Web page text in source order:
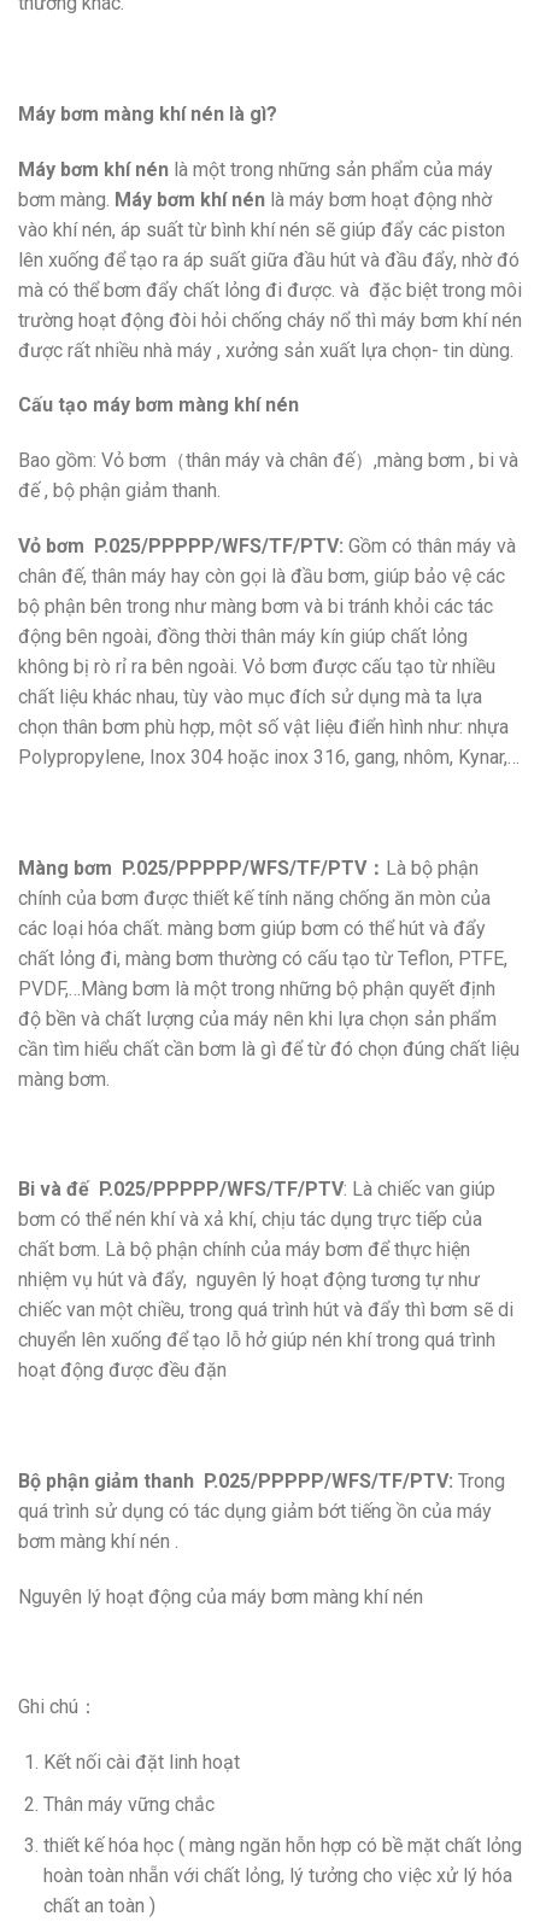
Máy bơm màng khí nén là gì?
Máy bơm khí nén là một trong những sản phẩm của máy
bơm màng. Máy bơm khí nén là máy bơm hoạt động nhờ
vào khí nén, áp suất từ bình khí nén sẽ giúp đẩy các piston
lên xuống để tạo ra áp suất giữa đầu hút và đầu đẩy, nhờ đó
mà có thể bơm đẩy chất lỏng đi được. và đặc biệt trong môi
trường hoạt động đòi hỏi chống cháy nổ thì máy bơm khí nén
được rất nhiều nhà máy , xưởng sản xuất lựa chọn- tin dùng.
Cấu tạo máy bơm màng khí nén
Bao gồm: Vỏ bơm（thân máy và chân đế）,màng bơm , bi và
đế , bộ phận giảm thanh.
Vỏ bơm P.025/PPPPP/WFS/TF/PTV: Gồm có thân máy và
chân đế, thân máy hay còn gọi là đầu bơm, giúp bảo vệ các
bộ phận bên trong như màng bơm và bi tránh khỏi các tác
động bên ngoài, đồng thời thân máy kín giúp chất lỏng
không bị rò rỉ ra bên ngoài. Vỏ bơm được cấu tạo từ nhiều
chất liệu khác nhau, tùy vào mục đích sử dụng mà ta lựa
chọn thân bơm phù hợp, một số vật liệu điển hình như: nhựa
Polypropylene, Inox 304 hoặc inox 316, gang, nhôm, Kynar,…
Màng bơm P.025/PPPPP/WFS/TF/PTV： Là bộ phận
chính của bơm được thiết kế tính năng chống ăn mòn của
các loại hóa chất. màng bơm giúp bơm có thể hút và đẩy
chất lỏng đi, màng bơm thường có cấu tạo từ Teflon, PTFE,
PVDF,…Màng bơm là một trong những bộ phận quyết định
độ bền và chất lượng của máy nên khi lựa chọn sản phẩm
cần tìm hiểu chất cần bơm là gì để từ đó chọn đúng chất liệu
màng bơm.
Bi và đế P.025/PPPPP/WFS/TF/PTV: Là chiếc van giúp
bơm có thể nén khí và xả khí, chịu tác dụng trực tiếp của
chất bơm. Là bộ phận chính của máy bơm để thực hiện
nhiệm vụ hút và đẩy, nguyên lý hoạt động tương tự như
chiếc van một chiều, trong quá trình hút và đẩy thì bơm sẽ di
chuyển lên xuống để tạo lỗ hở giúp nén khí trong quá trình
hoạt động được đều đặn
Bộ phận giảm thanh P.025/PPPPP/WFS/TF/PTV: Trong
quá trình sử dụng có tác dụng giảm bớt tiếng ồn của máy
bơm màng khí nén .
Nguyên lý hoạt động của máy bơm màng khí nén
Ghi chú：
Kết nối cài đặt linh hoạt
Thân máy vững chắc
thiết kế hóa học ( màng ngăn hỗn hợp có bề mặt chất lỏng
hoàn toàn nhẵn với chất lỏng, lý tưởng cho việc xử lý hóa
chất an toàn )